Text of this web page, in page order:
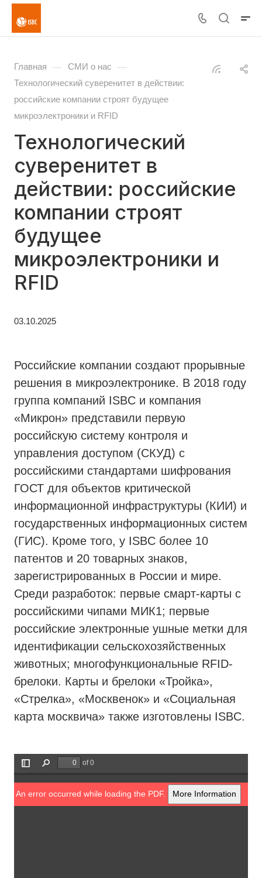
Главная — СМИ о нас —
Технологический суверенитет в действии:
российские компании строят будущее
микроэлектроники и RFID
Технологический
суверенитет в
действии: российские
компании строят
будущее
микроэлектроники и
RFID
03.10.2025
Российские компании создают прорывные
решения в микроэлектронике. В 2018 году
группа компаний ISBC и компания
«Микрон» представили первую
российскую систему контроля и
управления доступом (СКУД) с
российскими стандартами шифрования
ГОСТ для объектов критической
информационной инфраструктуры (КИИ) и
государственных информационных систем
(ГИС). Кроме того, у ISBC более 10
патентов и 20 товарных знаков,
зарегистрированных в России и мире.
Среди разработок: первые смарт-карты с
российскими чипами МИК1; первые
российские электронные ушные метки для
идентификации сельскохозяйственных
животных; многофункциональные RFID-
брелоки. Карты и брелоки «Тройка»,
«Стрелка», «Москвенок» и «Социальная
карта москвича» также изготовлены ISBC.
Toggle
Find
of 0
An error occurred while loading the PDF. More Information